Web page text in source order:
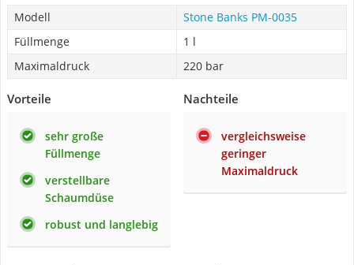
Modell
Stone Banks PM-0035
Füllmenge
1 l
Maximaldruck
220 bar
Vorteile
sehr große
Füllmenge
verstellbare
Schaumdüse
robust und langlebig
Nachteile
vergleichsweise
geringer
Maximaldruck